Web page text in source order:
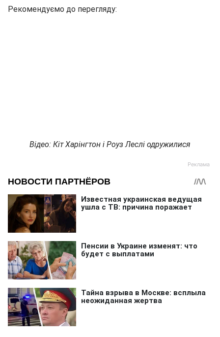
Рекомендуємо до перегляду:
Відео: Кіт Харінгтон і Роуз Леслі одружилися